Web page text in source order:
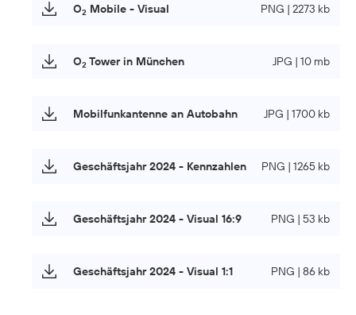
O2 Mobile - Visual PNG | 2273 kb
O2 Tower in München JPG | 10 mb
Mobilfunkantenne an Autobahn JPG | 1700 kb
Geschäftsjahr 2024 - Kennzahlen PNG | 1265 kb
Geschäftsjahr 2024 - Visual 16:9 PNG | 53 kb
Geschäftsjahr 2024 - Visual 1:1 PNG | 86 kb